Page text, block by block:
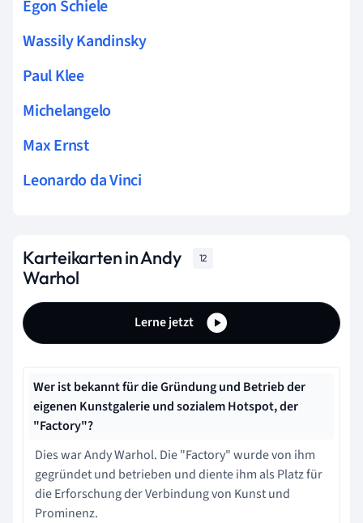
Egon Schiele
Wassily Kandinsky
Paul Klee
Michelangelo
Max Ernst
Leonardo da Vinci
Karteikarten in Andy
Warhol
12
Lerne jetzt
Wer ist bekannt für die Gründung und Betrieb der
eigenen Kunstgalerie und sozialem Hotspot, der
"Factory"?
Dies war Andy Warhol. Die "Factory" wurde von ihm
gegründet und betrieben und diente ihm als Platz für
die Erforschung der Verbindung von Kunst und
Prominenz.